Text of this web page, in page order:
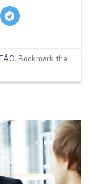
. Bookmark the